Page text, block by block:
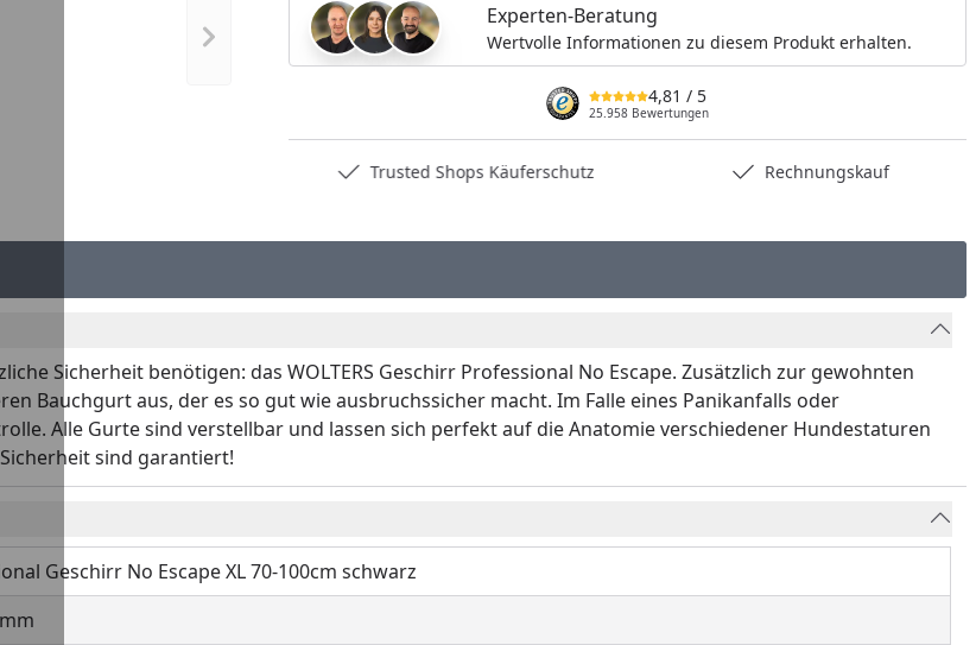
Nächstes Bild anzeigen
Experten-Beratung
Wertvolle Informationen zu diesem Produkt erhalten.
4,81 / 5
25.958 Bewertungen
Trusted Shops Käuferschutz Rechnungskauf
Sicherheit benötigen: das WOLTERS Geschirr Professional No Escape. Zusätzlich zur gewohnten
Bauchgurt aus, der es so gut wie ausbruchssicher macht. Im Falle eines Panikanfalls oder
Alle Gurte sind verstellbar und lassen sich perfekt auf die Anatomie verschiedener Hundestaturen
sind garantiert!
Geschirr No Escape XL 70-100cm schwarz